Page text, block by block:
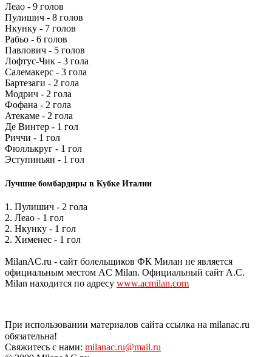
Леао - 9 голов
Пулишич - 8 голов
Нкунку - 7 голов
Рабьо - 6 голов
Павлович - 5 голов
Лофтус-Чик - 3 гола
Салемакерс - 3 гола
Бартезаги - 2 гола
Модрич - 2 гола
Фофана - 2 гола
Атекаме - 2 гола
Де Винтер - 1 гол
Риччи - 1 гол
Фюллькруг - 1 гол
Эступиньян - 1 гол
Лучшие бомбардиры в Кубке Италии
1. Пулишич - 2 гола
2. Леао - 1 гол
2. Нкунку - 1 гол
2. Хименес - 1 гол
MilanAC.ru - сайт болельщиков ФК Милан не является
официальным местом AC Milan. Официальный сайт A.C.
Milan находится по адресу www.acmilan.com
При использовании материалов сайта ссылка на milanac.ru
обязательна!
Свяжитесь с нами: milanac.ru@mail.ru